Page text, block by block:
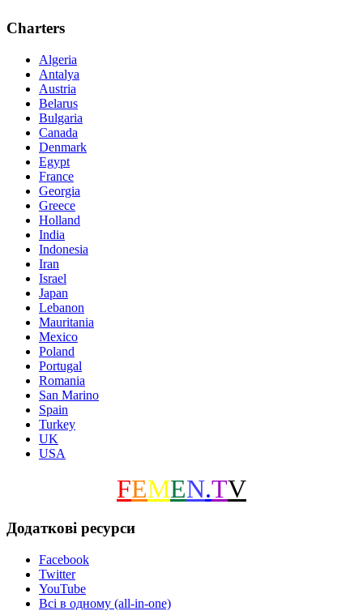
Charters
Algeria
Antalya
Austria
Belarus
Bulgaria
Canada
Denmark
Egypt
France
Georgia
Greece
Holland
India
Indonesia
Iran
Israel
Japan
Lebanon
Mauritania
Mexico
Poland
Portugal
Romania
San Marino
Spain
Turkey
UK
USA
FEMEN.TV
Додаткові ресурси
Facebook
Twitter
YouTube
Всі в одному (all-in-one)